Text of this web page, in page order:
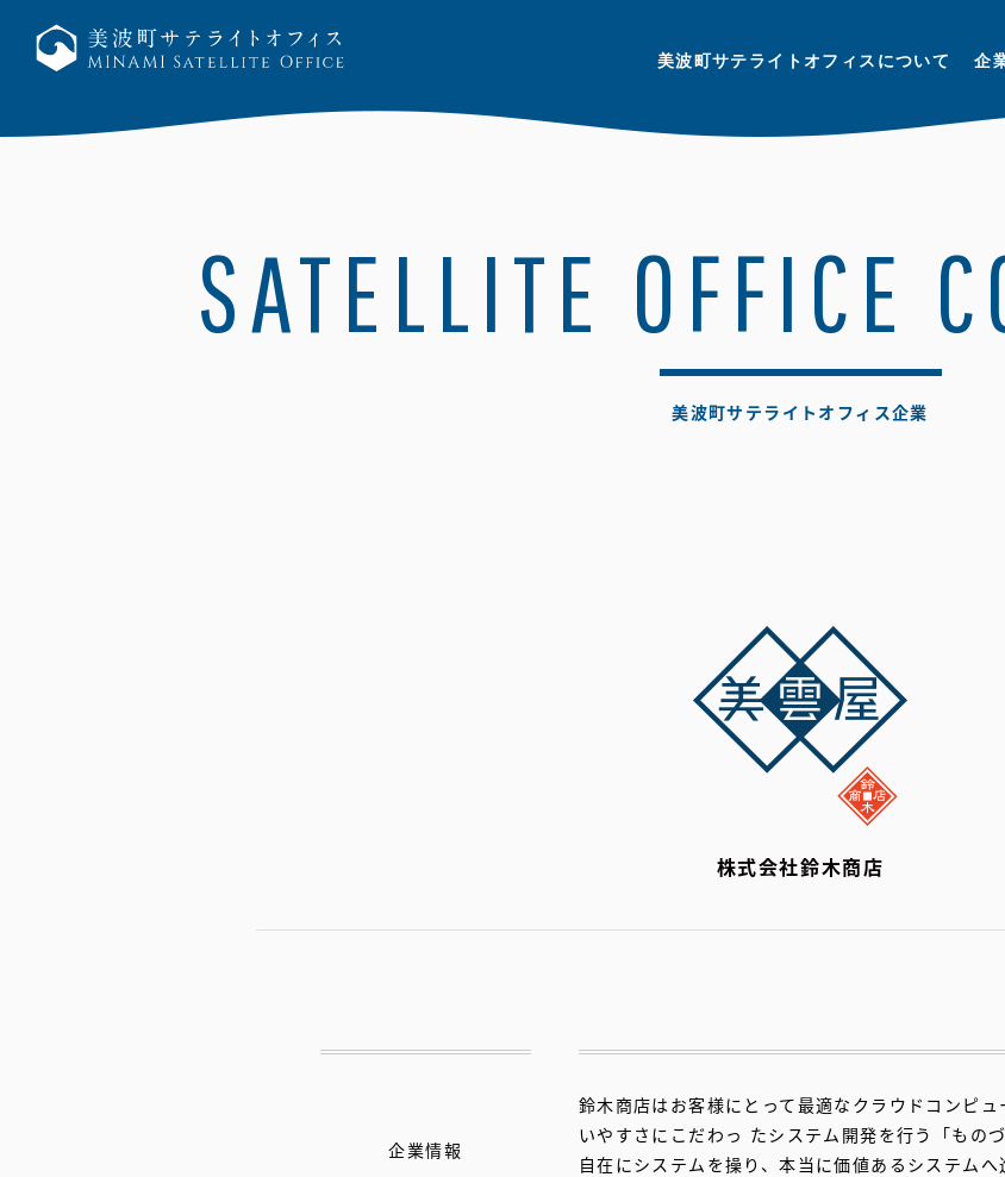
美波町サテライトオフィスについて 企
SATELLITE OFFICE
美波町サテライトオフィス企業
株式会社鈴木商店
企業情報
鈴木商店はお客様にとって最適なクラウドコンピ
いやすさにこだわっ たシステム開発を行う「もの
自在にシステムを操り、本当に価値あるシステム